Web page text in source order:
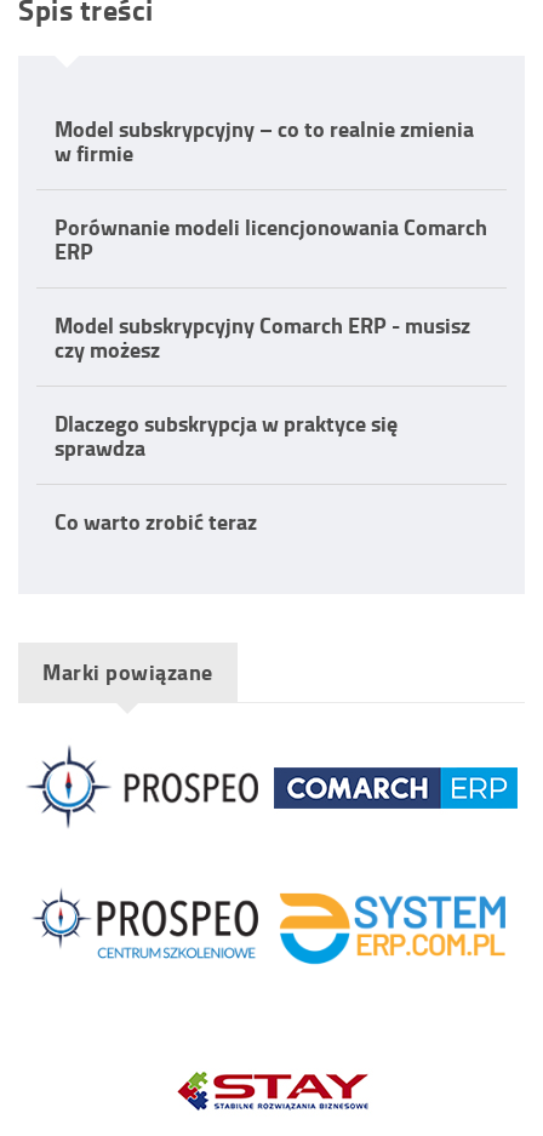
Spis treści
Model subskrypcyjny – co to realnie zmienia
w firmie
Porównanie modeli licencjonowania Comarch
ERP
Model subskrypcyjny Comarch ERP - musisz
czy możesz
Dlaczego subskrypcja w praktyce się
sprawdza
Co warto zrobić teraz
Marki powiązane